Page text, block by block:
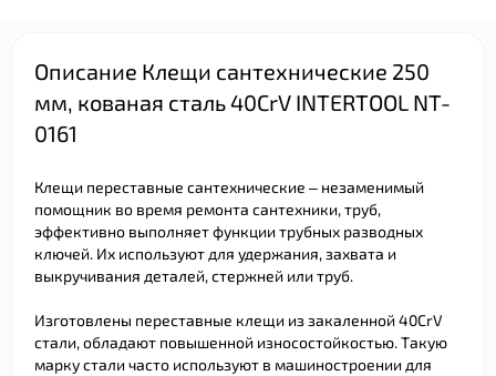
Описание Клещи сантехнические 250
мм, кованая сталь 40CrV INTERTOOL NT-
0161
Клещи переставные сантехнические – незаменимый
помощник во время ремонта сантехники, труб,
эффективно выполняет функции трубных разводных
ключей. Их используют для удержания, захвата и
выкручивания деталей, стержней или труб.
Изготовлены переставные клещи из закаленной 40CrV
стали, обладают повышенной износостойкостью. Такую
марку стали часто используют в машиностроении для